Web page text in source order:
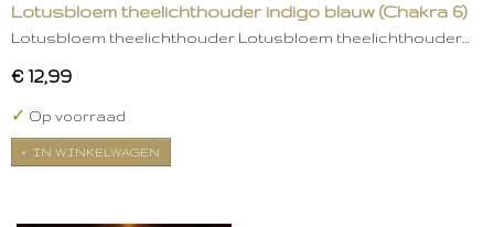
Lotusbloem theelichthouder indigo blauw (Chakra 6)
Lotusbloem theelichthouder Lotusbloem theelichthouder…
€ 12,99
✓ Op voorraad
IN WINKELWAGEN